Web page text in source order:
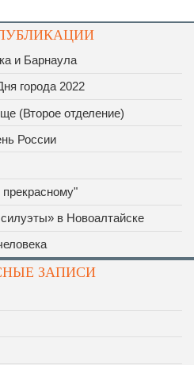
и Барнаула
города 2022
(Второе отделение)
России
прекрасному"
в Новоалтайске
ЗАПИСИ